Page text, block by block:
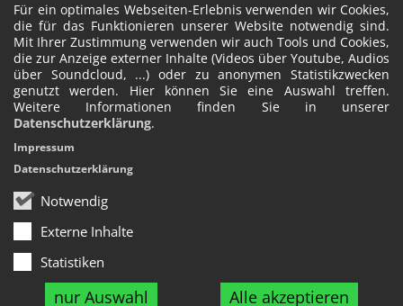
Für ein optimales Webseiten-Erlebnis verwenden wir Cookies,
die für das Funktionieren unserer Website notwendig sind.
Mit Ihrer Zustimmung verwenden wir auch Tools und Cookies,
die zur Anzeige externer Inhalte (Videos über Youtube, Audios
über Soundcloud, ...) oder zu anonymen Statistikzwecken
genutzt werden. Hier können Sie eine Auswahl treffen.
Weitere Informationen finden Sie in unserer
Datenschutzerklärung.
Notwendig
Externe Inhalte
Statistiken
nur Auswahl Alle akzeptieren
Impressum
Datenschutzerklärung